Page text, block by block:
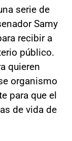
serie de
Samy
recibir a
público.
quieren
organismo
para que el
de vida de